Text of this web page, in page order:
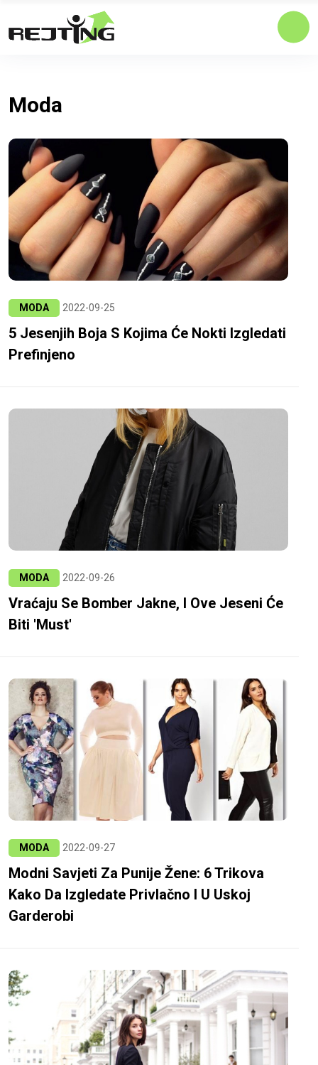
Moda
MODA 2022-09-25
5 Jesenjih Boja S Kojima Će Nokti Izgledati
Prefinjeno
MODA 2022-09-26
Vraćaju Se Bomber Jakne, I Ove Jeseni Će
Biti 'must'
MODA 2022-09-27
Modni Savjeti Za Punije Žene: 6 Trikova
Kako Da Izgledate Privlačno I U Uskoj
Garderobi